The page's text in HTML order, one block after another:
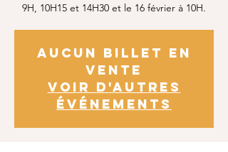
9H, 10H15 et 14H30 et le 16 février à 10H.
Aucun billet en
vente
Voir d'autres
événements